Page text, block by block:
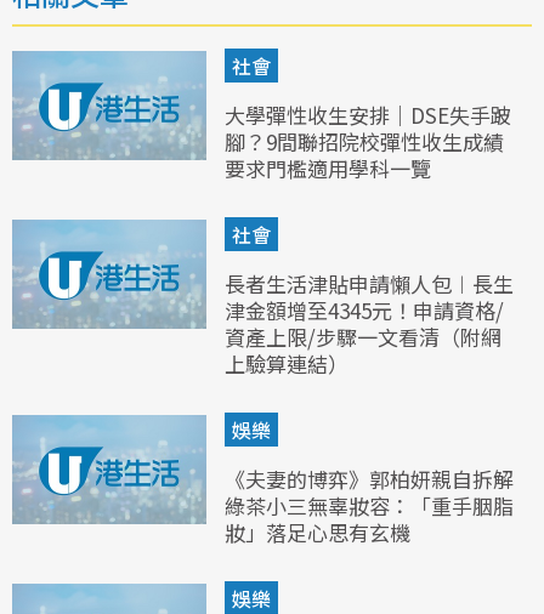
社會
大學彈性收生安排｜DSE失手跛
腳？9間聯招院校彈性收生成績
要求門檻適用學科一覽
社會
長者生活津貼申請懶人包︱長生
津金額增至4345元！申請資格/
資產上限/步驟一文看清（附網
上驗算連結）
娛樂
《夫妻的博弈》郭柏妍親自拆解
綠茶小三無辜妝容：「重手胭脂
妝」落足心思有玄機
娛樂